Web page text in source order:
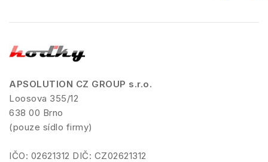
APSOLUTION CZ GROUP s.r.o.
Loosova 355/12
638 00 Brno
(pouze sídlo firmy)
IČO: 02621312 DIČ: CZ02621312